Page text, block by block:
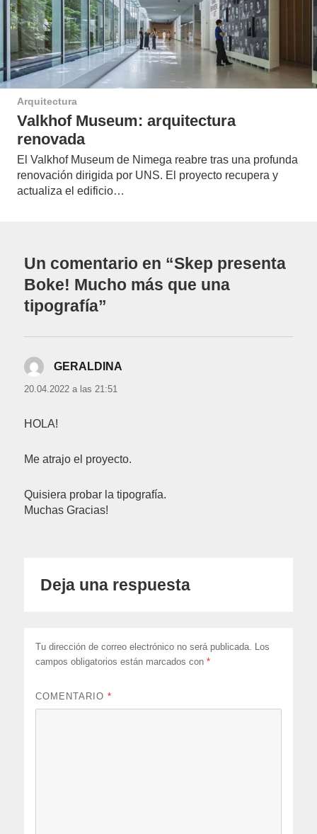
Arquitectura
Valkhof Museum: arquitectura
renovada
El Valkhof Museum de Nimega reabre tras una profunda
renovación dirigida por UNS. El proyecto recupera y
actualiza el edificio…
Un comentario en “Skep presenta
Boke! Mucho más que una
tipografía”
GERALDINA
20.04.2022 a las 21:51
HOLA!
Me atrajo el proyecto.
Quisiera probar la tipografía.
Muchas Gracias!
Deja una respuesta
Tu dirección de correo electrónico no será publicada. Los
campos obligatorios están marcados con*
COMENTARIO*